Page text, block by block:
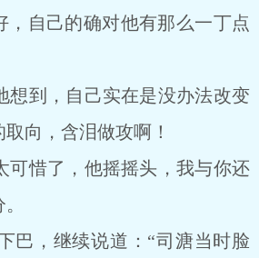
，自己的确对他有那么一丁点
到，自己实在是没办法改变
向，含泪做攻啊！
惜了，他摇摇头，我与你还
，继续说道：“司溏当时脸